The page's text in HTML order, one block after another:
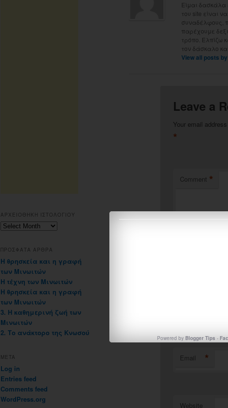
Είμαι δασκάλα
του site είναι
συναδέλφους,
παρέχουμε
τρόπο. Ελπίζω
τον δάσκαλο
View all posts
Leave a
Your email
*
Comment *
Email *
Website
ΑΡΧΕΙΟΘΗΚΗ ΙΣΤΟΛΟΓΙΟΥ
Αρχειοθηκη
ΠΡΟΣΦΑΤΑ ΑΡΘΡΑ
Η θρησκεία και η γραφή
των Μινωιτών
Η τέχνη των Μινωιτών
Η θρησκεία και η γραφή
των Μινωιτών
3. Η καθημερινή ζωή των
Μινωιτών
2. Το ανάκτορο της Κνωσού
META
Log in
Entries feed
Comments feed
WordPress.org
Powered byBlogger Tips -